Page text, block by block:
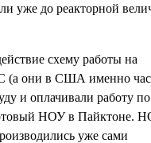
уже до реакторной
схему работы на
(а они в США именно
и оплачивали работу по
НОУ в Пайктоне.
уже сами